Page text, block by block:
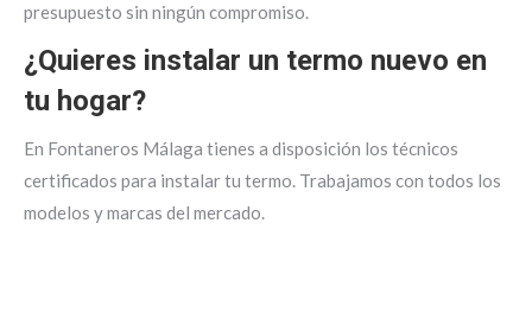
presupuesto sin ningún compromiso.
¿Quieres instalar un termo nuevo en
tu hogar?
En Fontaneros Málaga tienes a disposición los técnicos
certificados para instalar tu termo. Trabajamos con todos los
modelos y marcas del mercado.